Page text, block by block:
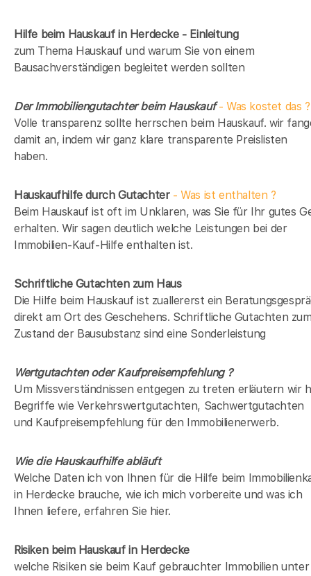
Hilfe beim Hauskauf in Herdecke - Einleitung
zum Thema Hauskauf und warum Sie von einem
Bausachverständigen begleitet werden sollten
Der Immobiliengutachter beim Hauskauf- Was kostet das ?
Volle transparenz sollte herrschen beim Hauskauf. wir
damit an, indem wir ganz klare transparente Preislisten
haben.
Hauskaufhilfe durch Gutachter- Was ist enthalten ?
Beim Hauskauf ist oft im Unklaren, was Sie für Ihr gutes
erhalten. Wir sagen deutlich welche Leistungen bei der
Immobilien-Kauf-Hilfe enthalten ist.
Schriftliche Gutachten zum Haus
Die Hilfe beim Hauskauf ist zuallererst ein
direkt am Ort des Geschehens. Schriftliche Gutachten
Zustand der Bausubstanz sind eine Sonderleistung
Wertgutachten oder Kaufpreisempfehlung ?
Um Missverständnissen entgegen zu treten erläutern wir
Begriffe wie Verkehrswertgutachten, Sachwertgutachten
und Kaufpreisempfehlung für den Immobilienerwerb.
Wie die Hauskaufhilfe abläuft
Welche Daten ich von Ihnen für die Hilfe beim
in Herdecke brauche, wie ich mich vorbereite und was ich
Ihnen liefere, erfahren Sie hier.
Risiken beim Hauskaufin Herdecke
welche Risiken sie beim Kauf gebrauchter Immobilien unter